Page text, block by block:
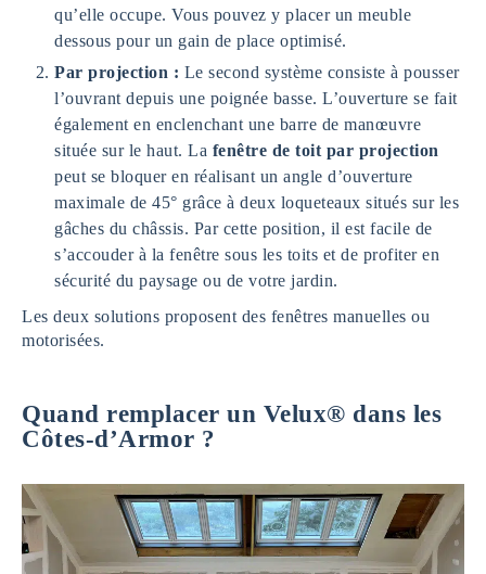
qu’elle occupe. Vous pouvez y placer un meuble
dessous pour un gain de place optimisé.
Par projection : Le second système consiste à pousser
l’ouvrant depuis une poignée basse. L’ouverture se fait
également en enclenchant une barre de manœuvre
située sur le haut. La fenêtre de toit par projection
peut se bloquer en réalisant un angle d’ouverture
maximale de 45° grâce à deux loqueteaux situés sur les
gâches du châssis. Par cette position, il est facile de
s’accouder à la fenêtre sous les toits et de profiter en
sécurité du paysage ou de votre jardin.
Les deux solutions proposent des fenêtres manuelles ou
motorisées.
Quand remplacer un Velux® dans les
Côtes-d’Armor ?